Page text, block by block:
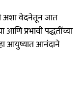
वेदनेतून जात
प्रभावी पद्धतींच्या
आयुष्यात आनंदाने